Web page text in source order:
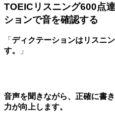
TOEICリスニング600点
ションで音を確認する
「 ディクテーションはリスニ
す。
」
音声を聞きながら、正確に書
力が向上します。